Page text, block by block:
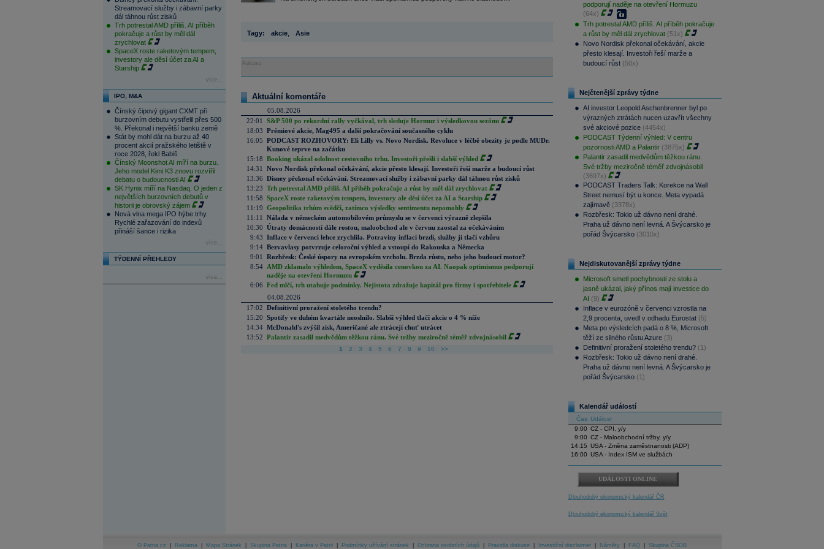
Streamovací služby i zábavní parky
dál táhnou růst zisků
Trh potrestal AMD příliš. AI příběh
pokračuje a růst by měl dál
zrychlovat
SpaceX roste raketovým tempem,
investory ale děsí účet za AI a
Starship
více...
IPO, M&A
Čínský čipový gigant CXMT při
burzovním debutu vystřelil přes 500
%. Překonal i největší banku země
Stát by mohl dát na burzu až 40
procent akcií pražského letiště v
roce 2028, řekl Babiš
Čínský Moonshot AI míří na burzu.
Jeho model Kimi K3 znovu rozvířil
debatu o budoucnosti AI
SK Hynix míří na Nasdaq. O jeden z
největších burzovních debutů v
historii je obrovský zájem
Nová vlna mega IPO hýbe trhy.
Rychlé zařazování do indexů
přináší šance i rizika
více...
TÝDENNÍ PŘEHLEDY
více...
Tagy: akcie, Asie
Reklama
Aktuální komentáře
05.08.2026
22:01
S&P 500 po rekordní rally vyčkával, trh sleduje Hormuz i výsledkovou sezónu
18:03 Prémiové akcie, Mag495 a další pokračování současného cyklu
16:05 PODCAST ROZHOVORY: Eli Lilly vs. Novo Nordisk. Revoluce v léčbě obezity je podle MUDr.
Kunové teprve na začátku
15:18 Booking ukázal odolnost cestovního trhu. Investoři přešli i slabší výhled
14:31
Novo Nordisk překonal očekávání, akcie přesto klesají. Investoři řeší marže a budoucí růst
13:36 Disney překonal očekávání. Streamovací služby i zábavní parky dál táhnou růst zisků
13:23 Trh potrestal AMD příliš. AI příběh pokračuje a růst by měl dál zrychlovat
11:58 SpaceX roste raketovým tempem, investory ale děsí účet za AI a Starship
11:19 Geopolitika trhům svědčí, zatímco výsledky sentimentu nepomohly
11:11
Nálada v německém automobilovém průmyslu se v červenci výrazně zlepšila
10:30 Útraty domácností dále rostou, maloobchod ale v červnu zaostal za očekáváním
9:43 Inflace v červenci lehce zrychlila. Potraviny inflaci brzdí, služby ji tlačí vzhůru
9:14 Bezvavlasy potvrzuje celoroční výhled a vstoupí do Rakouska a Německa
9:01
Rozbřesk: České úspory na evropském vrcholu. Brzda růstu, nebo jeho budoucí motor?
8:54
AMD zklamalo výhledem, SpaceX vyděsila cenovkou za AI. Naopak optimismus podporují
naděje na otevření Hormuzu
6:06 Fed mlčí, trh utahuje podmínky. Nejistota zdražuje kapitál pro firmy i spotřebitele
04.08.2026
17:02 Definitivní proražení stoletého trendu?
15:20 Spotify ve duhém kvartále neoslnilo. Slabší výhled tlačí akcie o 4 % níže
14:34 McDonald's zvýšil zisk, Američané ale ztrácejí chuť utrácet
13:52 Palantir zasadil medvědům těžkou ránu. Své tržby meziročně téměř zdvojnásobil
1 2 3 4 5 6 7 8 9 10 >>
podporují naděje na otevření Hormuzu
(64x)
Trh potrestal AMD příliš. AI příběh pokračuje
a růst by měl dál zrychlovat (51x)
Novo Nordisk překonal očekávání, akcie
přesto klesají. Investoři řeší marže a
budoucí růst (50x)
Nejčtenější zprávy týdne
AI investor Leopold Aschenbrenner byl po
výrazných ztrátách nucen uzavřít všechny
své akciové pozice (4454x)
PODCAST Týdenní výhled: V centru
pozornosti AMD a Palantir (3875x)
Palantir zasadil medvědům těžkou ránu.
Své tržby meziročně téměř zdvojnásobil
(3697x)
PODCAST Traders Talk: Korekce na Wall
Street nemusí být u konce. Meta vypadá
zajímavě (3378x)
Rozbřesk: Tokio už dávno není drahé.
Praha už dávno není levná. A Švýcarsko je
pořád Švýcarsko (3010x)
Nejdiskutovanější zprávy týdne
Microsoft smetl pochybnosti ze stolu a
jasně ukázal, jaký přínos mají investice do
AI (9)
Inflace v eurozóně v červenci vzrostla na
2,9 procenta, uvedl v odhadu Eurostat (5)
Meta po výsledcích padá o 8 %, Microsoft
těží ze silného růstu Azure (3)
Definitivní proražení stoletého trendu? (1)
Rozbřesk: Tokio už dávno není drahé.
Praha už dávno není levná. A Švýcarsko je
pořád Švýcarsko (1)
Kalendář událostí
Čas Událost
9:00 CZ - CPI, y/y
9:00 CZ - Maloobchodní tržby, y/y
14:15 USA - Změna zaměstnanosti (ADP)
16:00 USA - Index ISM ve službách
UDÁLOSTI ONLINE
Dlouhodobý ekonomický kalendář ČR
Dlouhodobý ekonomický kalendář Svět
O Patria.cz Reklama Mapa Stránek Skupina Patria Kariéra v Patrii Podmínky užívání stránek Ochrana osobních údajů Pravidla diskuse Investiční disclaimer Náměty FAQ Skupina ČSOB